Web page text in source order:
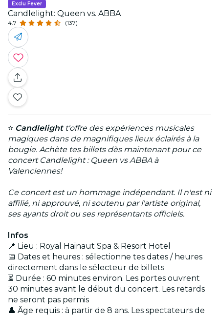
Exclu Fever
Candlelight: Queen vs. ABBA
4.7 (137)
⭐ Candlelightt'offre des expériences musicales
magiques dans de magnifiques lieux éclairés à la
bougie. Achète tes billets dès maintenant pour ce
concert Candlelight : Queen vs ABBA à
Valenciennes!
Ce concert est un hommage indépendant. Il n'est ni
affilié, ni approuvé, ni soutenu par l'artiste original,
ses ayants droit ou ses représentants officiels.
Infos
📍 Lieu : Royal Hainaut Spa & Resort Hotel
📅 Dates et heures : sélectionne tes dates / heures
directement dans le sélecteur de billets
⏳ Durée : 60 minutes environ. Les portes ouvrent
30 minutes avant le début du concert. Les retards
ne seront pas permis
👤 Âge requis : à partir de 8 ans. Les spectateurs de